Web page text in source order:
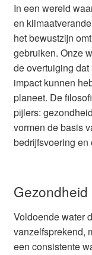
In een wereld
en
het bewustzijn
gebruiken. Onze
de overtuiging
impact kunnen
planeet. De
pijlers:
vormen de basis
bedrijfsvoering en
Voldoende water
vanzelfsprekend,
een consistente